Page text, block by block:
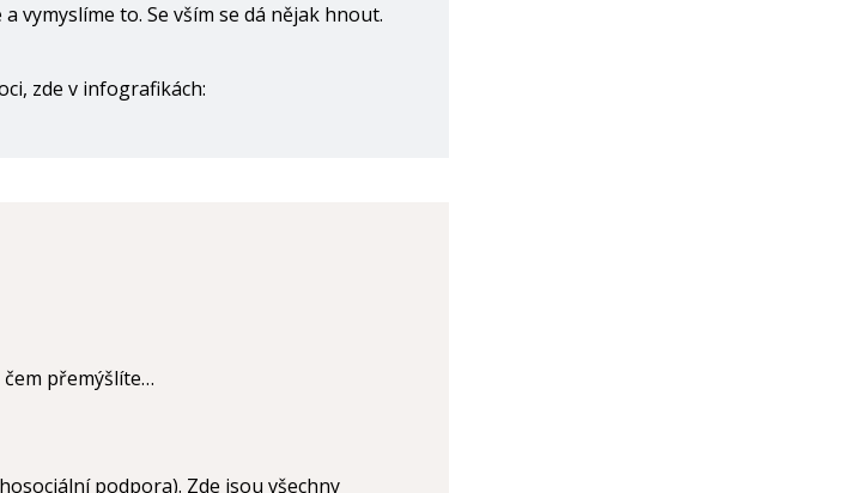
vymyslíme to. Se vším se dá nějak hnout.
zde v infografikách:
přemýšlíte…
podpora). Zde jsou všechny